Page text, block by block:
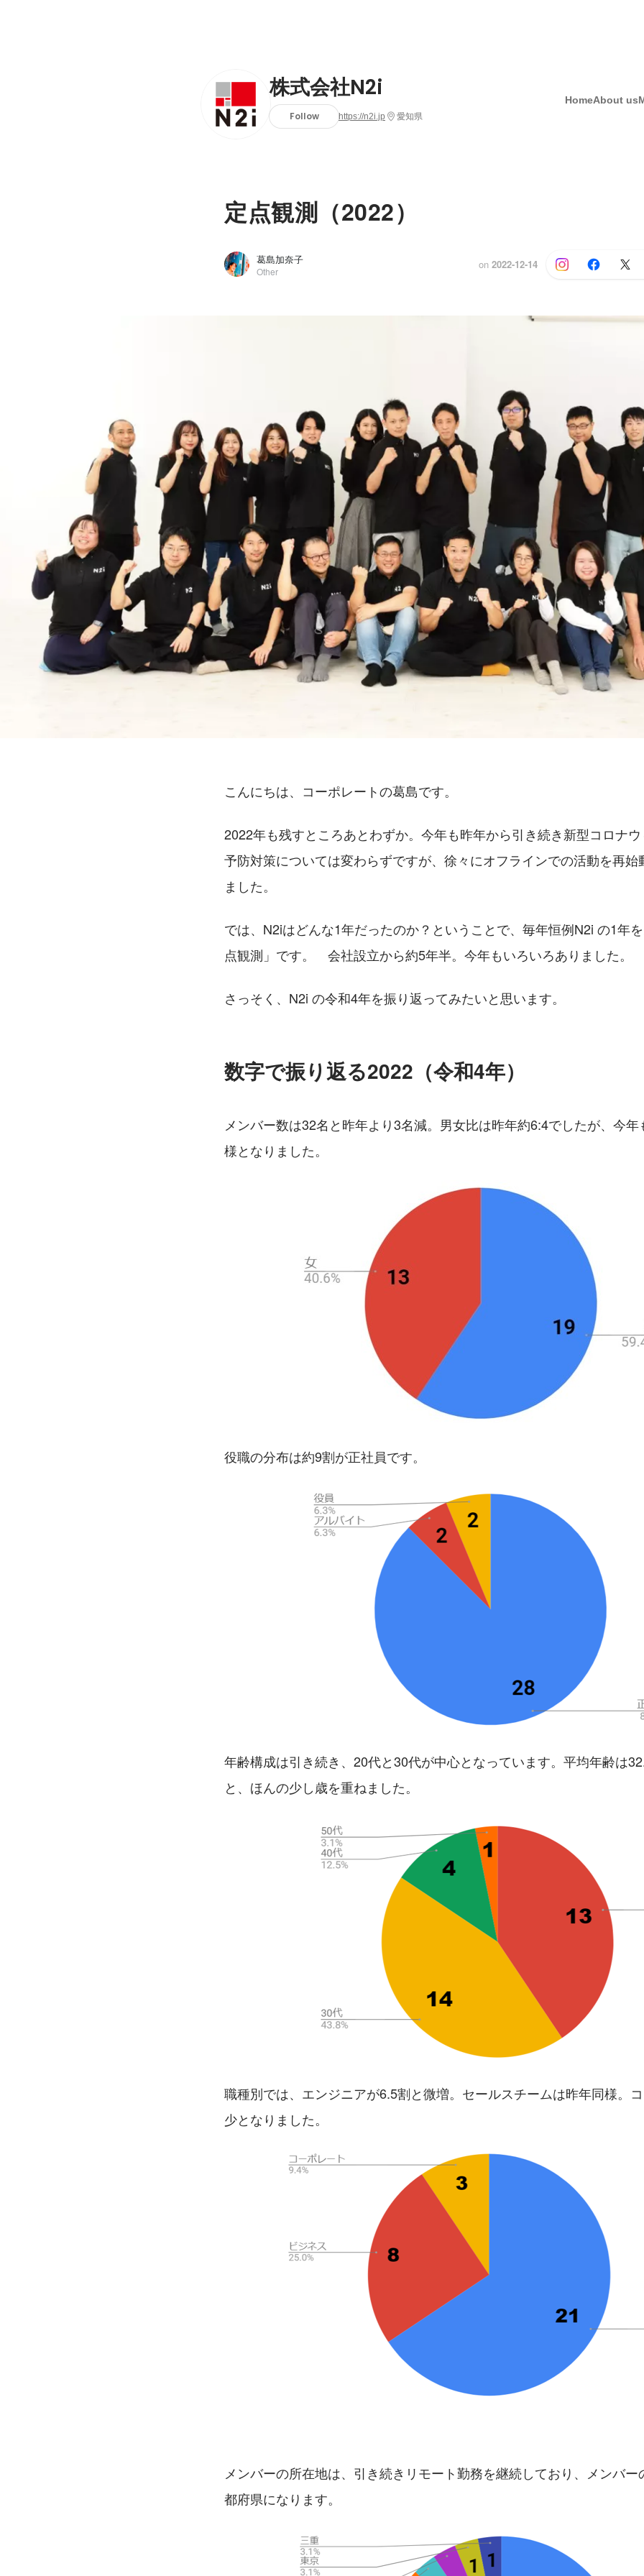
株式会社N2i
Follow https://n2i.jp 愛知県
HomeAbout us
定点観測（2022）
葛島加奈子
Other
on 2022-12-14
こんにちは、コーポレートの葛島です。
2022年も残すところあとわずか。今年も昨年から引き続き新型コロナ
予防対策については変わらずですが、徐々にオフラインでの活動を再始
ました。
では、N2iはどんな1年だったのか？ということで、毎年恒例N2i の1年
点観測」です。　会社設立から約5年半。今年もいろいろありました。
さっそく、N2i の令和4年を振り返ってみたいと思います。
数字で振り返る2022（令和4年）
メンバー数は32名と昨年より3名減。男女比は昨年約6:4でしたが、今年
様となりました。
役職の分布は約9割が正社員です。
年齢構成は引き続き、20代と30代が中心となっています。平均年齢は
と、ほんの少し歳を重ねました。
職種別では、エンジニアが6.5割と微増。セールスチームは昨年同様。
少となりました。
メンバーの所在地は、引き続きリモート勤務を継続しており、メンバ
都府県になります。
葛島加奈子
株式会社N2i / Other